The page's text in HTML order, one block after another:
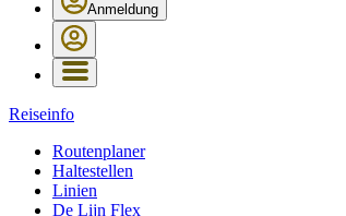
Anmeldung
Reiseinfo
Routenplaner
Haltestellen
Linien
De Lijn Flex